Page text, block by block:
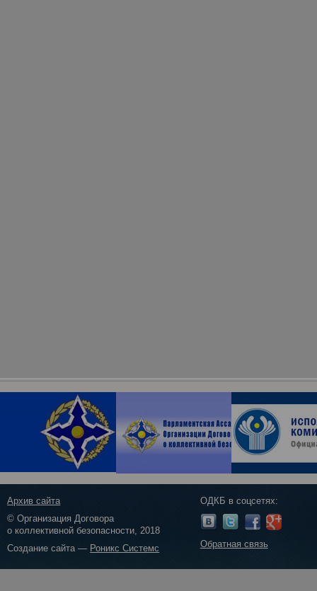
Архив сайта
© Организация Договора
о коллективной безопасности, 2018
Создание сайта — Роникс Системс
ОДКБ в соцсетях:
Обратная связь